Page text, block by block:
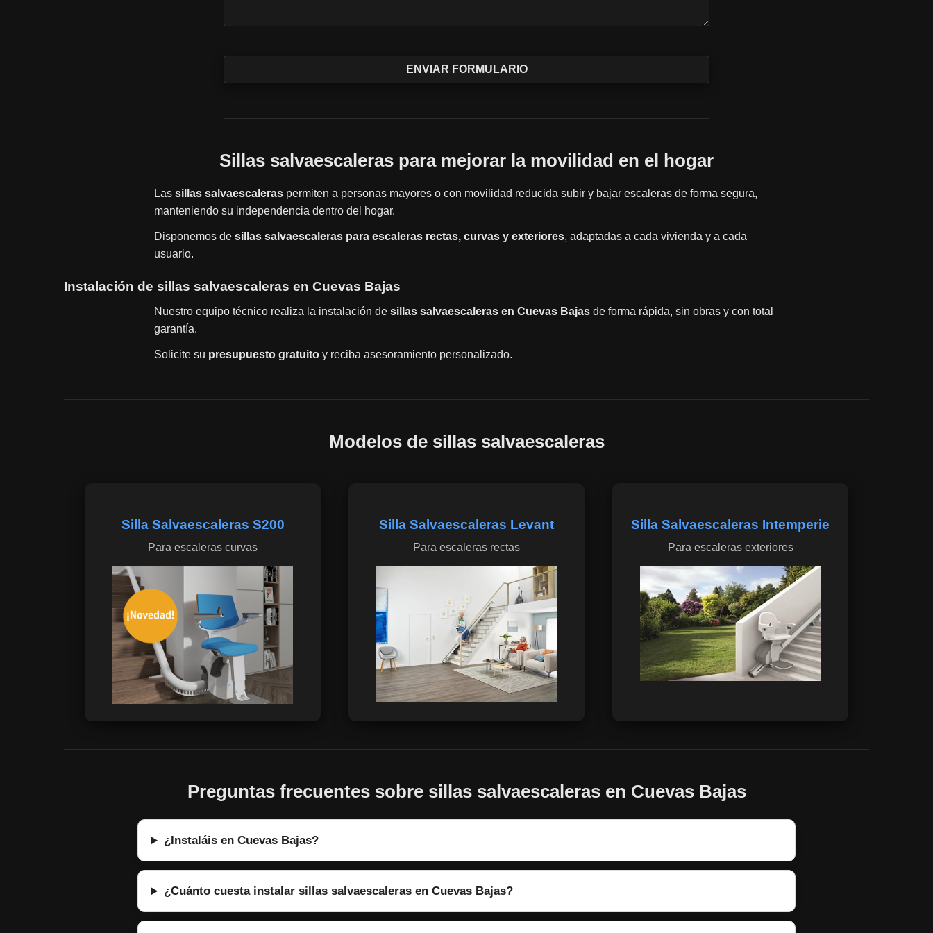
Sillas salvaescaleras para mejorar la movilidad en el hogar
Las sillas salvaescaleras permiten a personas mayores o con movilidad reducida subir y bajar escaleras de forma segura,
manteniendo su independencia dentro del hogar.
Disponemos de sillas salvaescaleras para escaleras rectas, curvas y exteriores, adaptadas a cada vivienda y a cada
usuario.
Instalación de sillas salvaescaleras en Cuevas Bajas
Nuestro equipo técnico realiza la instalación de sillas salvaescaleras en Cuevas Bajas de forma rápida, sin obras y con total
garantía.
Solicite su presupuesto gratuito y reciba asesoramiento personalizado.
Modelos de sillas salvaescaleras
Silla Salvaescaleras S200
Para escaleras curvas
Silla Salvaescaleras Levant
Para escaleras rectas
Silla Salvaescaleras Intemperie
Para escaleras exteriores
Preguntas frecuentes sobre sillas salvaescaleras en Cuevas Bajas
¿Instaláis en Cuevas Bajas?
¿Cuánto cuesta instalar sillas salvaescaleras en Cuevas Bajas?